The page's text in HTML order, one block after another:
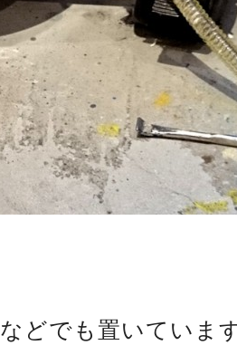
などでも置いていま